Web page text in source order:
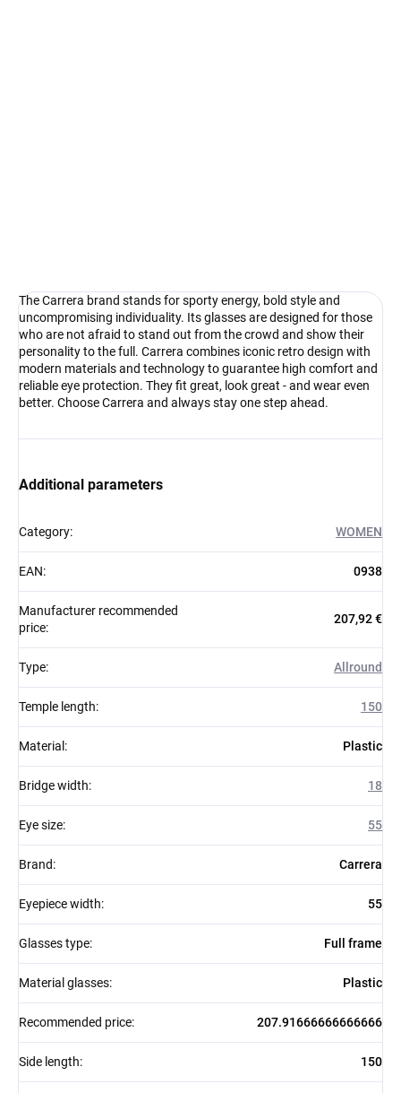
The Carrera brand stands for sporty energy, bold style and
uncompromising individuality. Its glasses are designed for those
who are not afraid to stand out from the crowd and show their
personality to the full. Carrera combines iconic retro design with
modern materials and technology to guarantee high comfort and
reliable eye protection. They fit great, look great - and wear even
better. Choose Carrera and always stay one step ahead.
Additional parameters
Category: WOMEN
EAN: 0938
Manufacturer recommended
price:
207,92 €
Type: Allround
Temple length: 150
Material : Plastic
Bridge width: 18
Eye size: 55
Brand: Carrera
Eyepiece width: 55
Glasses type: Full frame
Material glasses: Plastic
Recommended price: 207.91666666666666
Side length: 150